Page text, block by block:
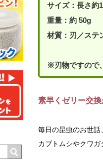
サイズ：長さ約
重量：約 50g
材質：刃／ステ
※刃物ですので
素早くゼリー交
毎日の昆虫のお世話
カブトムシやクワ